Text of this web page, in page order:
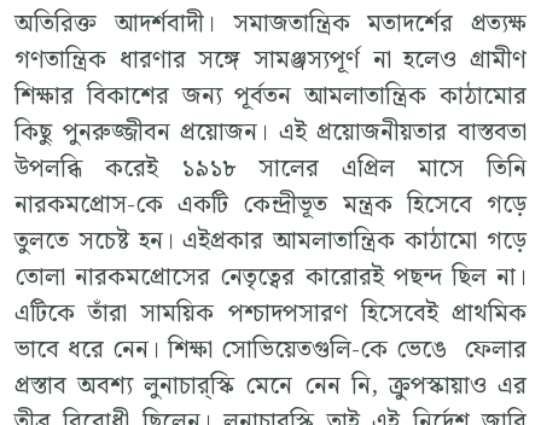
অতিরিক্ত আদর্শবাদী। সমাজতান্ত্রিক মতাদর্শের প্রত্যক্ষ
গণতান্ত্রিক ধারণার সঙ্গে সামঞ্জস্যপূর্ণ না হলেও গ্রামীণ
শিক্ষার বিকাশের জন্য পূর্বতন আমলাতান্ত্রিক কাঠামোর
কিছু পুনরুজ্জীবন প্রয়োজন। এই প্রয়োজনীয়তার বাস্তবতা
উপলব্ধি করেই ১৯১৮ সালের এপ্রিল মাসে তিনি
নারকমপ্রোস-কে একটি কেন্দ্রীভূত মন্ত্রক হিসেবে গড়ে
তুলতে সচেষ্ট হন। এইপ্রকার আমলাতান্ত্রিক কাঠামো গড়ে
তোলা নারকমপ্রোসের নেতৃত্বের কারোরই পছন্দ ছিল না।
এটিকে তাঁরা সাময়িক পশ্চাদপসারণ হিসেবেই প্রাথমিক
ভাবে ধরে নেন। শিক্ষা সোভিয়েতগুলি-কে ভেঙে ফেলার
প্রস্তাব অবশ্য লুনাচার্‌স্কি মেনে নেন নি, ক্রুপস্কায়াও এর